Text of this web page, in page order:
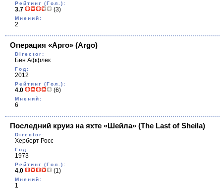
Рейтинг (Гол.):
3.7 (3)
Мнений:
2
Операция «Арго» (Argo)
Director:
Бен Аффлек
Год:
2012
Рейтинг (Гол.):
4.0 (6)
Мнений:
6
Последний круиз на яхте «Шейла» (The Last of Sheila)
Director:
Херберт Росс
Год:
1973
Рейтинг (Гол.):
4.0 (1)
Мнений:
1